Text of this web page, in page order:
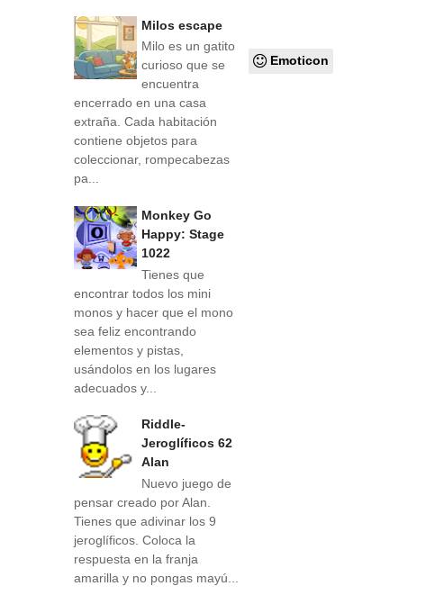
Emoticon
Milos escape
Milo es un gatito
curioso que se
encuentra
encerrado en una casa
extraña. Cada habitación
contiene objetos para
coleccionar, rompecabezas
pa...
Monkey Go
Happy: Stage
1022
Tienes que
encontrar todos los mini
monos y hacer que el mono
sea feliz encontrando
elementos y pistas,
usándolos en los lugares
adecuados y...
Riddle-
Jeroglíficos 62
Alan
Nuevo juego de
pensar creado por Alan.
Tienes que adivinar los 9
jeroglíficos. Coloca la
respuesta en la franja
amarilla y no pongas mayú...